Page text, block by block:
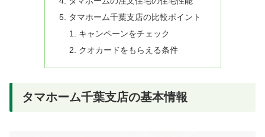
タマホーム千葉支店の比較ポイント
キャンペーンをチェック
クオカードをもらえる条件
タマホーム千葉支店の基本情報